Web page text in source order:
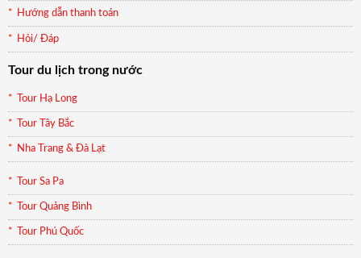
Hướng dẫn thanh toán
Hỏi/ Đáp
Tour du lịch trong nước
Tour Hạ Long
Tour Tây Bắc
Nha Trang & Đà Lạt
Tour Sa Pa
Tour Quảng Bình
Tour Phú Quốc